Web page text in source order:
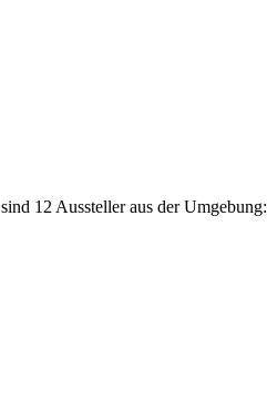
12 Aussteller aus der Umgebung: